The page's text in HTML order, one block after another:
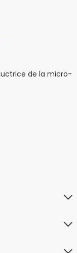
de la micro-